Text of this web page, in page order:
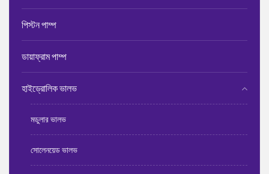
পিস্টন পাম্প
ডায়াফ্রাম পাম্প
হাইড্রোলিক ভালভ
মডুলার ভালভ
সোলেনয়েড ভালভ